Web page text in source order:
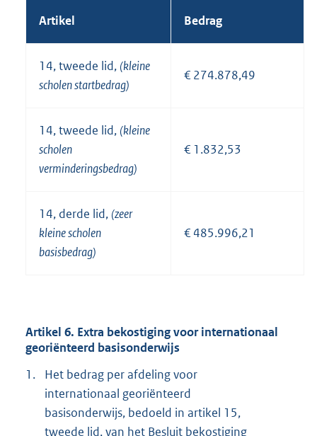
Artikel Bedrag
14, tweede lid, (kleine
scholen startbedrag)
€ 274.878,49
14, tweede lid, (kleine
scholen
verminderingsbedrag)
€ 1.832,53
14, derde lid, (zeer
kleine scholen
basisbedrag)
€ 485.996,21
Artikel 6. Extra bekostiging voor internationaal
georiënteerd basisonderwijs
1.
Het bedrag per afdeling voor
internationaal georiënteerd
basisonderwijs, bedoeld in artikel 15,
tweede lid, van het Besluit bekostiging